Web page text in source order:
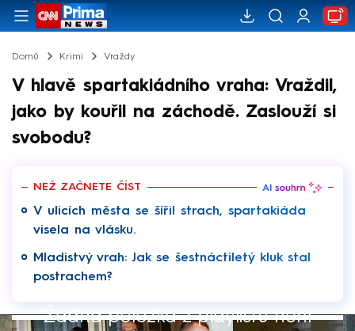
Domů Krimi Vraždy
V hlavě spartakiádního vraha: Vraždil,
jako by kouřil na záchodě. Zaslouží si
svobodu?
NEŽ ZAČNETE ČÍST
V ulicích města se šířil strach, spartakiáda
visela na vlásku.
Mladistvý vrah: Jak se šestnáctiletý kluk stal
postrachem?
Žádná položka z playlistu není